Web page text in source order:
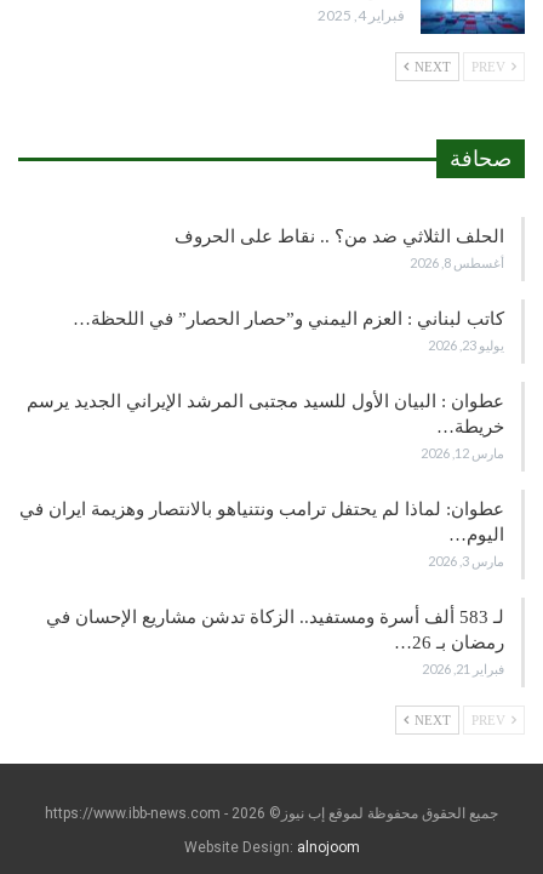
فبراير 4, 2025
NEXT
صحافة
الحلف الثلاثي ضد من؟ .. نقاط على الحروف
أغسطس 8, 2026
كاتب لبناني : العزم اليمني و”حصار الحصار” في اللحظة…
يوليو 23, 2026
عطوان : البيان الأول للسيد مجتبى المرشد الإيراني الجديد يرسم
خريطة…
مارس 12, 2026
عطوان: لماذا لم يحتفل ترامب ونتنياهو بالانتصار وهزيمة ايران في
اليوم…
مارس 3, 2026
لـ 583 ألف أسرة ومستفيد.. الزكاة تدشن مشاريع الإحسان في
رمضان بـ 26…
فبراير 21, 2026
NEXT
جميع الحقوق محفوظة لموقع إب نيوز© https://www.ibb-news.com - 2026
Website Design: alnojoom